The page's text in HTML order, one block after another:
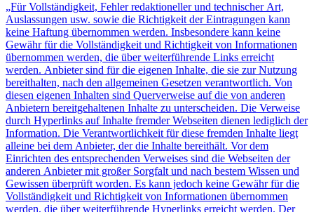
„Für Vollständigkeit, Fehler redaktioneller und technischer Art,
Auslassungen usw. sowie die Richtigkeit der Eintragungen kann
keine Haftung übernommen werden. Insbesondere kann keine
Gewähr für die Vollständigkeit und Richtigkeit von Informationen
übernommen werden, die über weiterführende Links erreicht
werden. Anbieter sind für die eigenen Inhalte, die sie zur Nutzung
bereithalten, nach den allgemeinen Gesetzen verantwortlich. Von
diesen eigenen Inhalten sind Querverweise auf die von anderen
Anbietern bereitgehaltenen Inhalte zu unterscheiden. Die Verweise
durch Hyperlinks auf Inhalte fremder Webseiten dienen lediglich der
Information. Die Verantwortlichkeit für diese fremden Inhalte liegt
alleine bei dem Anbieter, der die Inhalte bereithält. Vor dem
Einrichten des entsprechenden Verweises sind die Webseiten der
anderen Anbieter mit großer Sorgfalt und nach bestem Wissen und
Gewissen überprüft worden. Es kann jedoch keine Gewähr für die
Vollständigkeit und Richtigkeit von Informationen übernommen
werden, die über weiterführende Hyperlinks erreicht werden. Der